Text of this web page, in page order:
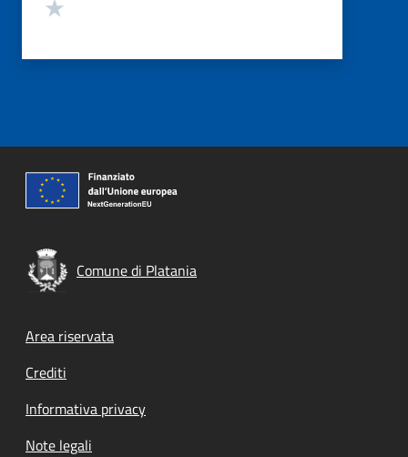
Comune di Platania
Footer menu
Area riservata
Crediti
Informativa privacy
Note legali